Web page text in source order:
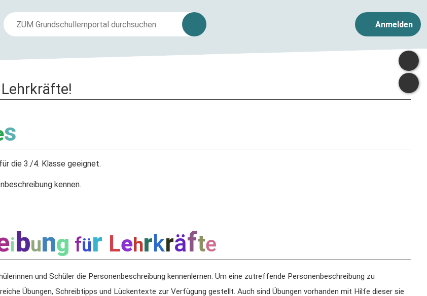
Anmelden
s
die 3./4. Klasse geeignet.
kennen.
i bung für Lehrkräfte
und Schüler die Personenbeschreibung kennenlernen. Um eine zutreffende Personenbeschreibung zu
Übungen, Schreibtipps und Lückentexte zur Verfügung gestellt. Auch sind Übungen vorhanden mit Hilfe dieser sie